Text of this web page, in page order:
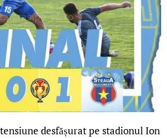
desfășurat pe stadionul Ion